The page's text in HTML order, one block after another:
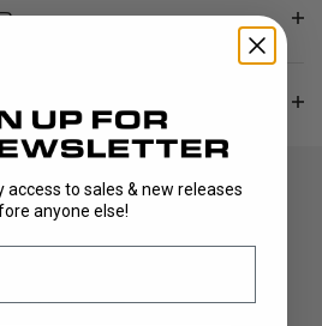
access to sales & new releases
anyone else!